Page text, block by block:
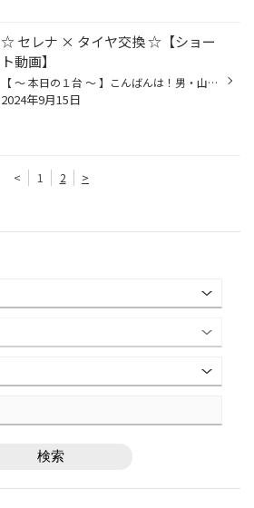
☆ セレナ × タイヤ交換 ☆【ショー
ト動画】
【 ～ 本日の１台 ～ 】こんばんは！男・山田です！！本日は…☆☆【 NISSAN セレナ 】の！タイヤ交換をさせて頂きました♪♪ 今回はｯ！！ブリヂストンのミニバンタイヤ☆《 LUFT RVⅡ 》にて！ご交換させて頂きました～♪٩(๑˃ ᵕ ˂ )و『 パンクしちゃったみたい。。』パンク点検をご希望でのご来店でしたが...
2024年9月15日
< 1 2 >